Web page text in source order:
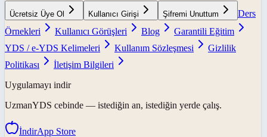
Ücretsiz Üye Ol Kullanıcı Girişi Şifremi Unuttum
Ders
Örnekleri
Kullanıcı Görüşleri Blog
Garantili Eğitim
YDS / e-YDS Kelimeleri
Kullanım Sözleşmesi
Gizlilik
Politikası
İletişim Bilgileri
Uygulamayı indir
UzmanYDS cebinde — istediğin an, istediğin yerde çalış.
İndirApp Store